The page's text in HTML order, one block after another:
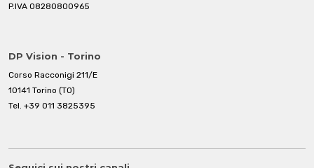
P.IVA 08280800965
DP Vision - Torino
Corso Racconigi 211/E
10141 Torino (TO)
Tel. +39 011 3825395